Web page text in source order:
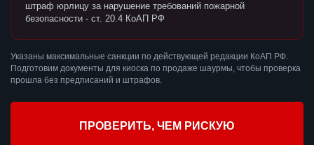
штраф юрлицу за нарушение требований пожарной
безопасности - ст. 20.4 КоАП РФ
Указаны максимальные санкции по действующей редакции КоАП РФ.
Подготовим документы для киоска по продаже шаурмы, чтобы проверка
прошла без предписаний и штрафов.
ПРОВЕРИТЬ, ЧЕМ РИСКУЮ